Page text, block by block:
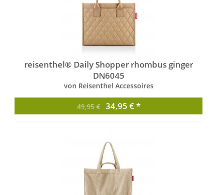
reisenthel® Daily Shopper rhombus ginger
DN6045
von Reisenthel Accessoires
49,95 € 34,95 € *